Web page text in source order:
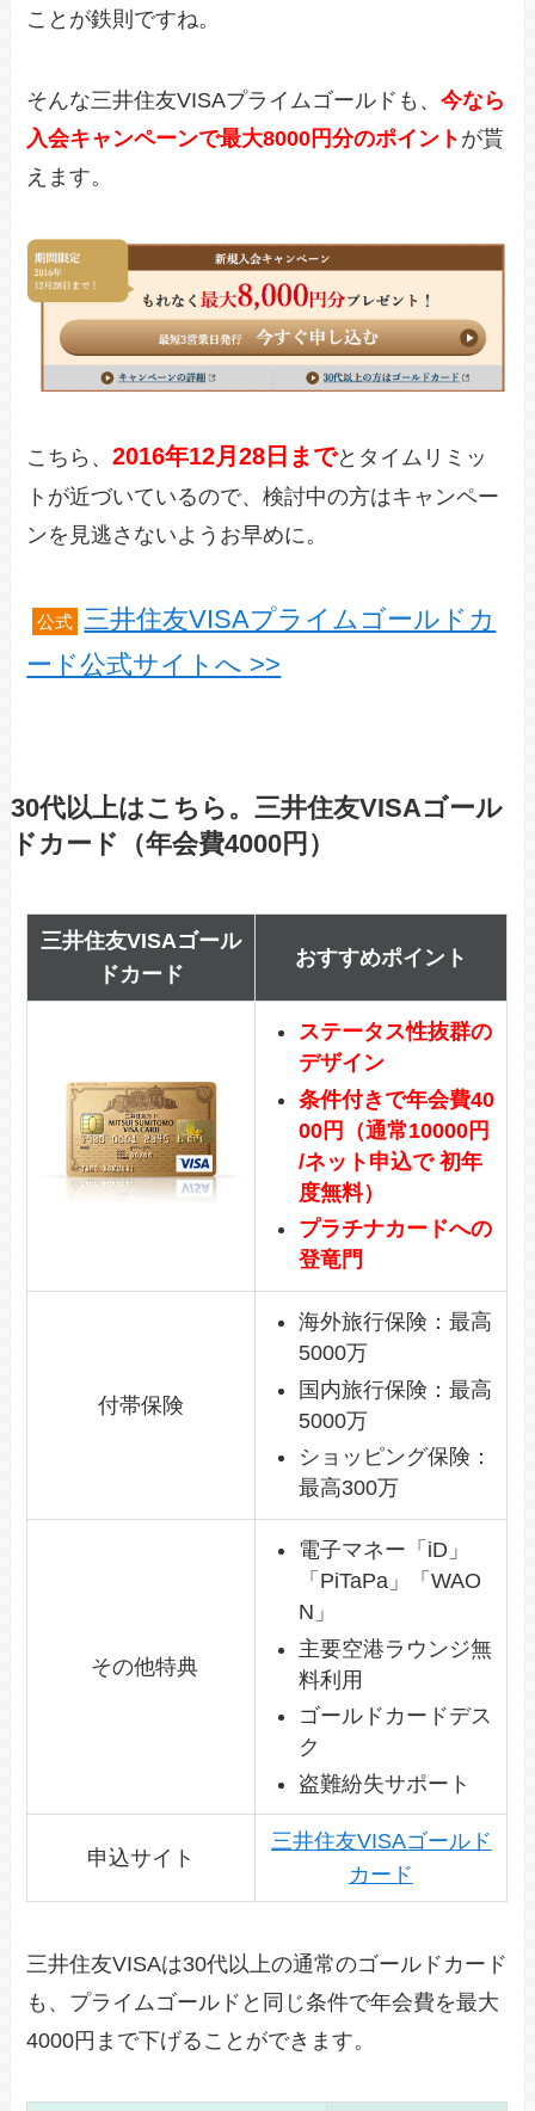
ことが鉄則ですね。
そんな三井住友VISAプライムゴールドも、今なら
入会キャンペーンで最大8000円分のポイント が貰
えます。
こちら、2016年12月28日までとタイムリミッ
トが近づいているので、検討中の方はキャンペー
ンを見逃さないようお早めに。
公式 三井住友VISAプライムゴールドカ
ード公式サイトへ >>
30代以上はこちら。三井住友VISAゴール
ドカード（年会費4000円）
三井住友VISAゴール
ドカード
おすすめポイント
ステータス性抜群の
デザイン
条件付きで年会費40
00円
（通常10000円
/ネット申込で 初年
度無料）
プラチナカードへの
登竜門
付帯保険
海外旅行保険：最高
5000万
国内旅行保険：最高
5000万
ショッピング保険：
最高300万
その他特典
電子マネー「iD」
「PiTaPa」「WAO
N」
主要空港ラウンジ無
料利用
ゴールドカードデス
ク
盗難紛失サポート
申込サイト
三井住友VISAゴールド
カード
三井住友VISAは30代以上の通常のゴールドカード
も、プライムゴールドと同じ条件で年会費を最大
4000円まで下げることができます。